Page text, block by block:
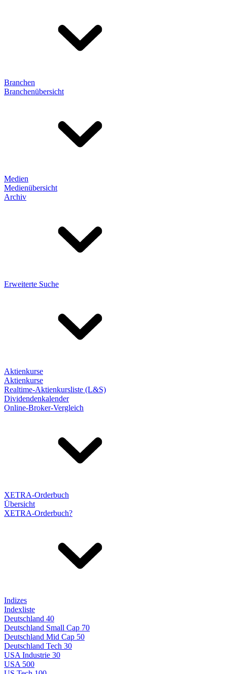
Branchen
Branchenübersicht
Medien
Medienübersicht
Archiv
Erweiterte Suche
Aktienkurse
Aktienkurse
Realtime-Aktienkursliste (L&S)
Dividendenkalender
Online-Broker-Vergleich
XETRA-Orderbuch
Übersicht
XETRA-Orderbuch?
Indizes
Indexliste
Deutschland 40
Deutschland Small Cap 70
Deutschland Mid Cap 50
Deutschland Tech 30
USA Industrie 30
USA 500